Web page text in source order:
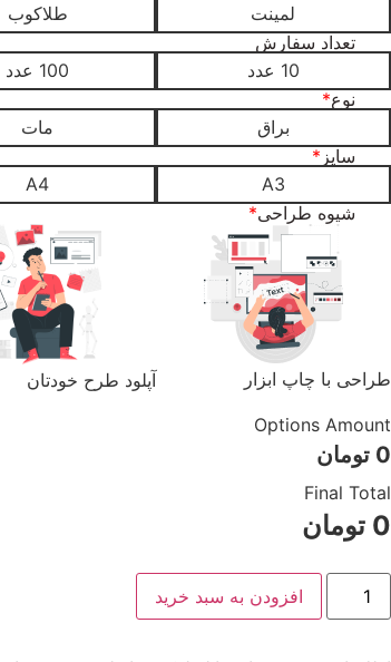
لمینت
طلاکوب
تعداد سفارش
10 عدد
100 عدد
*نوع
براق
مات
* سایز
A3
A4
*شیوه طراحی
طراحی با چاپ ابزار
آپلود طرح خودتان
Options Amount
0 تومان
Final Total
0 تومان
تابلو
لوکس
با
افزودن به سبد خرید